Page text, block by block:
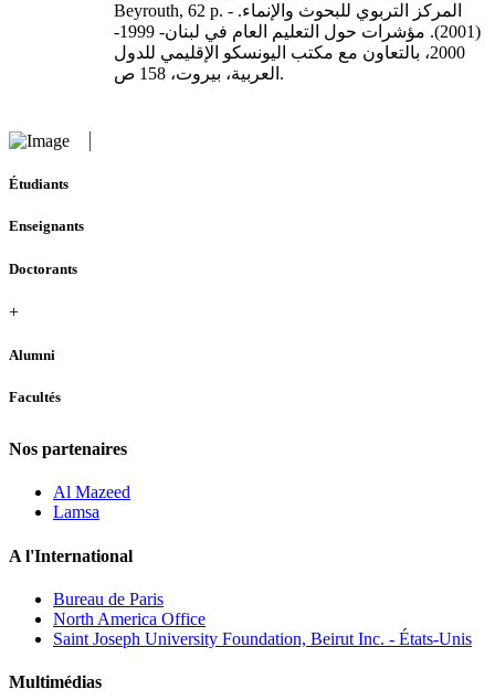
Beyrouth, 62 p. - المركز التربوي للبحوث والإنماء.
(2001). مؤشرات حول التعليم العام في لبنان- 1999-
2000، بالتعاون مع مكتب اليونسكو الإقليمي للدول
العربية، بيروت، 158 ص.
Étudiants
Enseignants
Doctorants
+
Alumni
Facultés
Nos partenaires
Al Mazeed
Lamsa
A l'International
Bureau de Paris
North America Office
Saint Joseph University Foundation, Beirut Inc. - États-Unis
Multimédias